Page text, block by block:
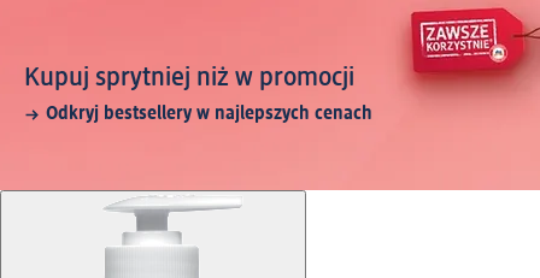
Kupuj sprytniej niż w promocji
Odkryj bestsellery w najlepszych cenach